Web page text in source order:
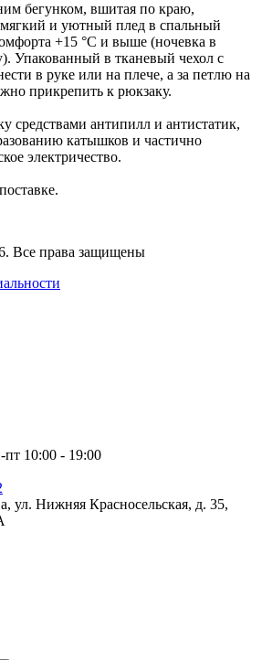
бегунком, вшитая по краю,
мягкий и уютный плед в спальный
+15 °С и выше (ночевка в
Упакованный в тканевый чехол с
в руке или на плече, а за петлю на
прикрепить к рюкзаку.
средствами антипилл и антистатик,
катышков и частично
электричество.
права защищены
10:00 - 19:00
ул. Нижняя Красносельская, д. 35,